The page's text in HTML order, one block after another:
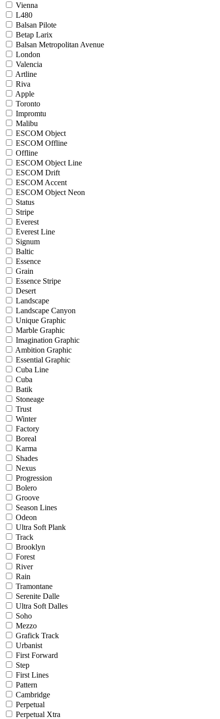
Vienna
L480
Balsan Pilote
Betap Larix
Balsan Metropolitan Avenue
London
Valencia
Artline
Riva
Apple
Toronto
Impromtu
Malibu
ESCOM Object
ESCOM Offline
Offline
ESCOM Object Line
ESCOM Drift
ESCOM Accent
ESCOM Object Neon
Status
Stripe
Everest
Everest Line
Signum
Baltic
Essence
Grain
Essence Stripe
Desert
Landscape
Landscape Canyon
Unique Graphic
Marble Graphic
Imagination Graphic
Ambition Graphic
Essential Graphic
Cuba Line
Cuba
Batik
Stoneage
Trust
Winter
Factory
Boreal
Karma
Shades
Nexus
Progression
Bolero
Groove
Season Lines
Odeon
Ultra Soft Plank
Track
Brooklyn
Forest
River
Rain
Tramontane
Serenite Dalle
Ultra Soft Dalles
Soho
Mezzo
Grafick Track
Urbanist
First Forward
Step
First Lines
Pattern
Cambridge
Perpetual
Perpetual Xtra